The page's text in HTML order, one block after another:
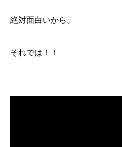
絶対面白いから。
それでは！！